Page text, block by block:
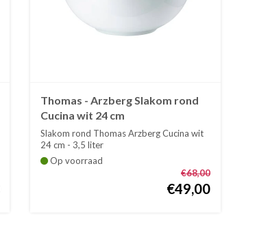
Thomas - Arzberg Slakom rond
Cucina wit 24 cm
Slakom rond Thomas Arzberg Cucina wit
24 cm - 3,5 liter
Op voorraad
€68,00
€49,00